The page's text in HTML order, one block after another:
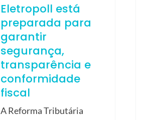
Eletropoll está
preparada para
garantir
segurança,
transparência e
conformidade
fiscal
A Reforma Tributária